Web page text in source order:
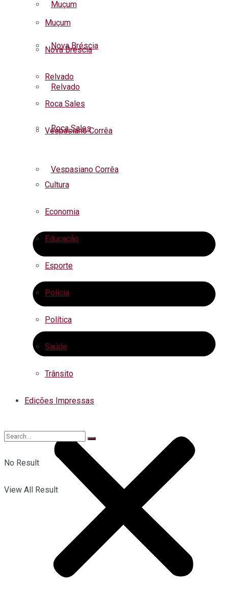
Muçum
Nova Bréscia
Relvado
Roca Sales
Vespasiano Corrêa
Muçum
Nova Bréscia
Relvado
Roca Sales
Vespasiano Corrêa
Cultura
Economia
Educação
Esporte
Polícia
Política
Saúde
Trânsito
Edições Impressas
No Result
View All Result